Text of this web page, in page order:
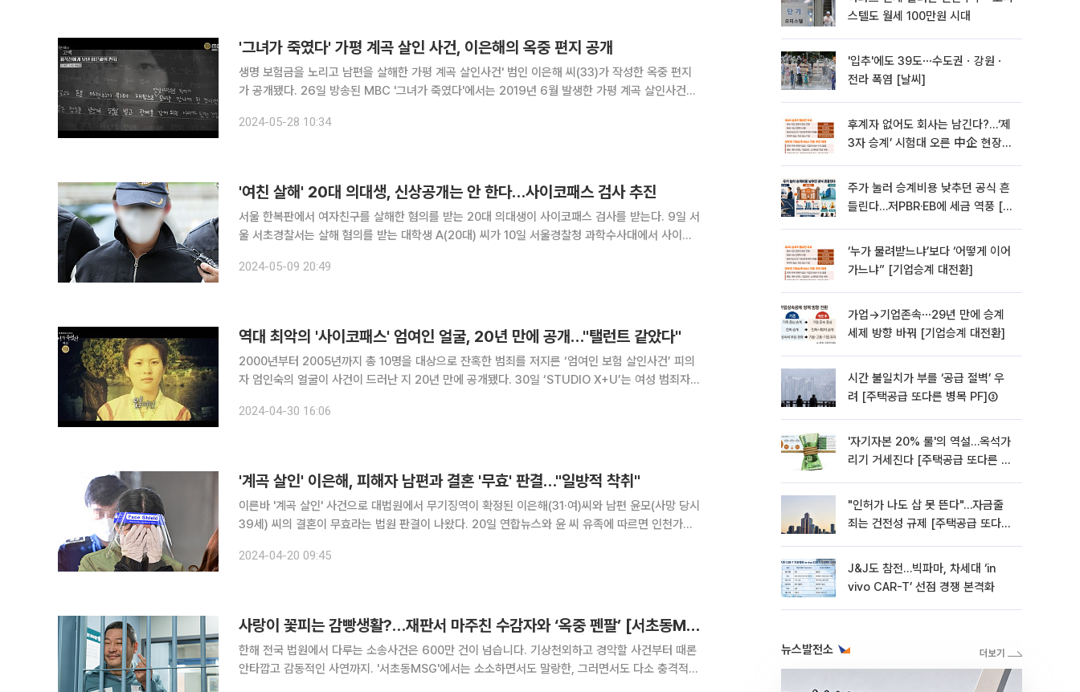
'그녀가 죽였다' 가평 계곡 살인 사건, 이은해의 옥중 편지 공개
생명 보험금을 노리고 남편을 살해한 가평 계곡 살인사건' 범인 이은해 씨(33)가 작성한 옥중 편지
가 공개됐다. 26일 방송된 MBC '그녀가 죽였다'에서는 2019년 6월 발생한 가평 계곡 살인사건을
지를 쓰기까지 정말 많이 망설였었다. 불편한 진
2024-05-28 10:34
'여친 살해' 20대 의대생, 신상공개는 안 한다…사이코패스 검사 추진
서울 한복판에서 여자친구를 살해한 혐의를 받는 20대 의대생이 사이코패스 검사를 받는다. 9일 서
울 서초경찰서는 살해 혐의를 받는 대학생 A(20대) 씨가 10일 서울경찰청 과학수사대에서 사이코
공개하지 않기로 결정했다. A씨의 신상공개로 사망한 피해자에
2024-05-09 20:49
역대 최악의 '사이코패스' 엄여인 얼굴, 20년 만에 공개…"탤런트 같았다"
2000년부터 2005년까지 총 10명을 대상으로 잔혹한 범죄를 저지른 ‘엄여인 보험 살인사건’ 피의
자 엄인숙의 얼굴이 사건이 드러난 지 20년 만에 공개됐다. 30일 ‘STUDIO X+U’는 여성 범죄자들
할 ‘가평 계곡 살인사건(이은해)’, ‘연쇄 보험
2024-04-30 16:06
'계곡 살인' 이은해, 피해자 남편과 결혼 '무효' 판결…"일방적 착취"
이른바 '계곡 살인' 사건으로 대법원에서 무기징역이 확정된 이은해(31·여)씨와 남편 윤모(사망 당시
39세) 씨의 결혼이 무효라는 법원 판결이 나왔다. 20일 연합뉴스와 윤 씨 유족에 따르면 인천가정
원은 이 씨에게 참다운 부부 관계를 바라는 의사가
2024-04-20 09:45
사랑이 꽃피는 감빵생활?…재판서 마주친 수감자와 ‘옥중 펜팔’ [서초동MSG]
한해 전국 법원에서 다루는 소송사건은 600만 건이 넘습니다. 기상천외하고 경악할 사건부터 때론
안타깝고 감동적인 사연까지. '서초동MSG'에서는 소소하면서도 말랑한, 그러면서도 다소 충격적이
스텔도 월세 100만원 시대
'입추'에도 39도⋯수도권ㆍ강원ㆍ
전라 폭염 [날씨]
후계자 없어도 회사는 남긴다?…‘제
3자 승계’ 시험대 오른 中企 현장
주가 눌러 승계비용 낮추던 공식 흔
들린다…저PBR·EB에 세금 역풍 [기
‘누가 물려받느냐’보다 ‘어떻게 이어
가느냐” [기업승계 대전환]
가업→기업존속⋯29년 만에 승계
세제 방향 바꿔 [기업승계 대전환]
시간 불일치가 부를 ‘공급 절벽’ 우
려 [주택공급 또다른 병목 PF]③
'자기자본 20% 룰'의 역설…옥석가
리기 거세진다 [주택공급 또다른 병
"인허가 나도 삽 못 뜬다"…자금줄
죄는 건전성 규제 [주택공급 또다른
J&J도 참전…빅파마, 차세대 ‘in
vivo CAR-T’ 선점 경쟁 본격화
뉴스발전소